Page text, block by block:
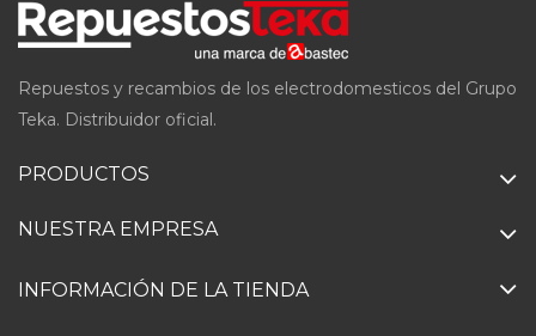
Repuestos y recambios de los electrodomesticos del Grupo
Teka. Distribuidor oficial.
PRODUCTOS
NUESTRA EMPRESA
INFORMACIÓN DE LA TIENDA